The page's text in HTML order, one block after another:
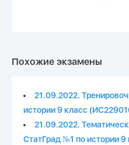
Похожие экзамены
21.09.2022.
истории 9 класс
21.09.2022.
СтатГрад №1 по истории 9